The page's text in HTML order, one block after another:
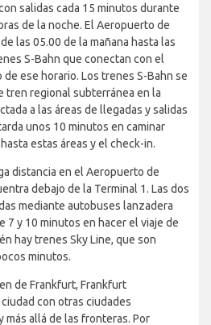
salidas cada 15 minutos durante
de la noche. El Aeropuerto de
las 05.00 de la mañana hasta las
S-Bahn que conectan con el
ese horario. Los trenes S-Bahn se
tren regional subterránea en la
a las áreas de llegadas y salidas
unos 10 minutos en caminar
estas áreas y el check-in.
distancia en el Aeropuerto de
debajo de la Terminal 1. Las dos
mediante autobuses lanzadera
7 y 10 minutos en hacer el viaje de
hay trenes Sky Line, que son
minutos.
de Frankfurt, Frankfurt
con otras ciudades
más allá de las fronteras. Por